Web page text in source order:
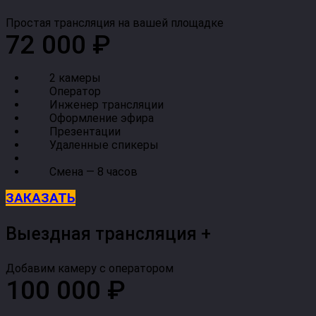
Простая трансляция на вашей площадке
72 000 ₽
2 камеры
Оператор
Инженер трансляции
Оформление эфира
Презентации
Удаленные спикеры
Смена — 8 часов
ЗАКАЗАТЬ
Выездная трансляция +
Добавим камеру с оператором
100 000 ₽